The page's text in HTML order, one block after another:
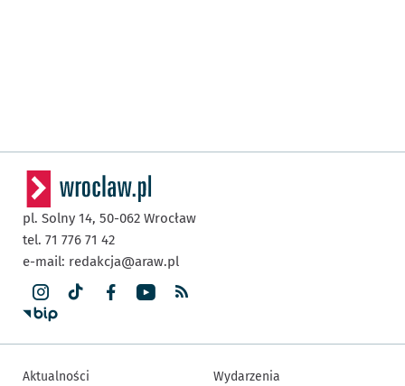
pl. Solny 14, 50-062 Wrocław
tel. 71 776 71 42
e-mail: redakcja@araw.pl
Aktualności
Wydarzenia